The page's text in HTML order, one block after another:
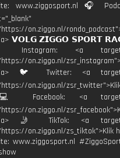
www.ziggosport.nl 🎧
on.ziggo.nl/
a> 𝗩𝗢𝗟𝗚 𝗭𝗜𝗚𝗚𝗢 𝗦𝗣𝗢𝗥𝗧
<a
on.ziggo.nl/
a> 🐦 Twitter: <a
on.ziggo.nl/
Facebook: <a
on.ziggo.nl/
a> 🤳 TikTok: <a
on.ziggo.nl/zs_tiktok">Klik
www.ziggosport.nl